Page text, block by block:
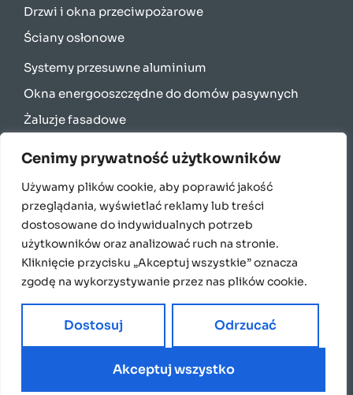
Cenimy prywatność użytkowników
Używamy plików cookie, aby poprawić jakość
przeglądania, wyświetlać reklamy lub treści
dostosowane do indywidualnych potrzeb
użytkowników oraz analizować ruch na stronie.
Kliknięcie przycisku „Akceptuj wszystkie” oznacza
zgodę na wykorzystywanie przez nas plików cookie.
Dostosuj Odrzucać
Akceptuj wszystko
Drzwi i okna przeciwpożarowe
Ściany osłonowe
Systemy przesuwne aluminium
Okna energooszczędne do domów pasywnych
Żaluzje fasadowe
Bramy garażowe
Parapety
English
Français
Italiano
Polski
2024 Copyright Domatus. Made by White PR